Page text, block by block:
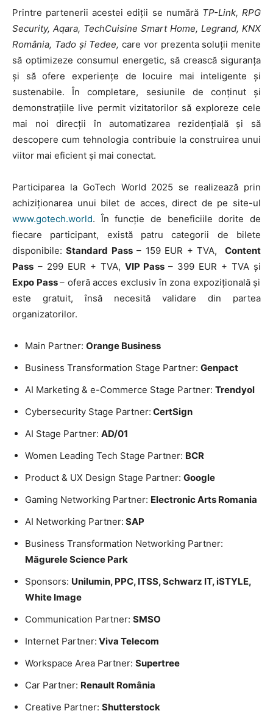
EVENIMENTE
MARKETING
AI
LEGAL & DP
STUDIES
CONTACT
Printre partenerii acestei ediții se numără TP-Link, RPG
Security, Aqara, TechCuisine Smart Home, Legrand, KNX
România, Tado și Tedee, care vor prezenta soluții menite
să optimizeze consumul energetic, să crească siguranța
și să ofere experiențe de locuire mai inteligente și
sustenabile. În completare, sesiunile de conținut și
demonstrațiile live permit vizitatorilor să exploreze cele
mai noi direcții în automatizarea rezidențială și să
descopere cum tehnologia contribuie la construirea unui
viitor mai eficient și mai conectat.
Participarea la GoTech World 2025 se realizează prin
achiziționarea unui bilet de acces, direct de pe site-ul
www.gotech.world. În funcție de beneficiile dorite de
fiecare participant, există patru categorii de bilete
disponibile:Standard Pass– 159 EUR + TVA,Content
Pass – 299 EUR + TVA, VIP Pass– 399 EUR + TVA și
Expo Pass– oferă acces exclusiv în zona expozițională și
este gratuit, însă necesită validare din partea
organizatorilor.
Main Partner: Orange Business
Business Transformation Stage Partner: Genpact
AI Marketing & e-Commerce Stage Partner: Trendyol
Cybersecurity Stage Partner: CertSign
AI Stage Partner: AD/01
Women Leading Tech Stage Partner: BCR
Product & UX Design Stage Partner: Google
Gaming Networking Partner: Electronic Arts Romania
AI Networking Partner: SAP
Business Transformation Networking Partner:
Măgurele Science Park
Sponsors: Unilumin, PPC, ITSS, Schwarz IT, iSTYLE,
White Image
Communication Partner: SMSO
Internet Partner: Viva Telecom
Workspace Area Partner: Supertree
Car Partner: Renault România
Creative Partner: Shutterstock